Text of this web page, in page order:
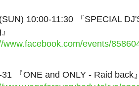
10:00-11:30 『SPECIAL
www.facebook.com/events/
31 『ONE and ONLY - Raid back